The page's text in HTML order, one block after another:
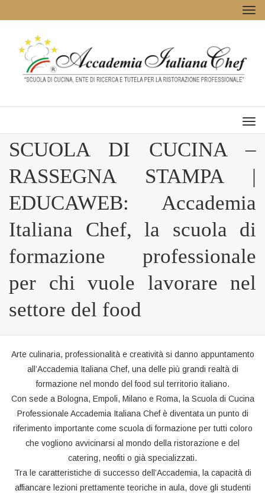
SCUOLA DI CUCINA –
RASSEGNA STAMPA |
EDUCAWEB: Accademia
Italiana Chef, la scuola di
formazione professionale
per chi vuole lavorare nel
settore del food
Arte culinaria, professionalità e creatività si danno appuntamento
all’Accademia Italiana Chef, una delle più grandi realtà di
formazione nel mondo del food sul territorio italiano.
Con sede a Bologna, Empoli, Milano e Roma, la Scuola di Cucina
Professionale Accademia Italiana Chef è diventata un punto di
riferimento importante come scuola di formazione per tutti coloro
che vogliono avvicinarsi al mondo della ristorazione e del
catering, neofiti o già specializzati.
Tra le caratteristiche di successo dell’Accademia, la capacità di
affiancare lezioni prettamente teoriche in aula, dove gli studenti